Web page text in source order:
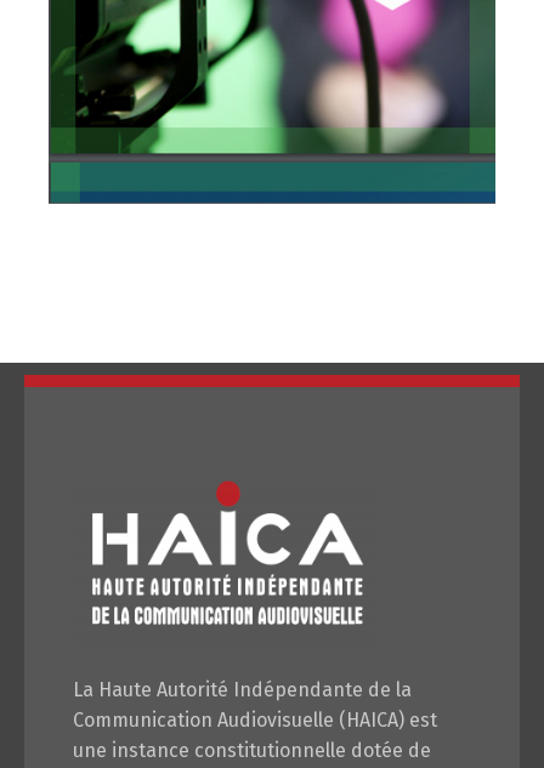
La Haute Autorité Indépendante de la
Communication Audiovisuelle (HAICA) est
une instance constitutionnelle dotée de
Français العربية